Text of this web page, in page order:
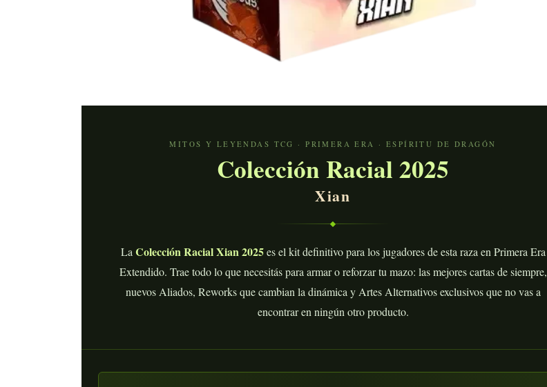
MITOS Y LEYENDAS TCG · PRIMERA ERA · ESPÍRITU DE DRAGÓN
Colección Racial 2025
Xian
La Colección Racial Xian 2025es el kit definitivo para los jugadores de esta raza en Primera Era
Extendido. Trae todo lo que necesitás para armar o reforzar tu mazo: las mejores cartas de siempre,
nuevos Aliados, Reworks que cambian la dinámica y Artes Alternativos exclusivos que no vas a
encontrar en ningún otro producto.